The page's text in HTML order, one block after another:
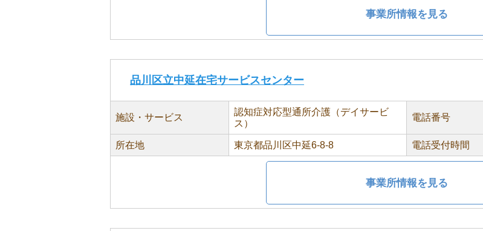
事業所情報を見る
品川区立中延在宅サービスセンター
施設・サービス
認知症対応型通所介護（デイサービ
ス）
電話番号
所在地 東京都品川区中延6-8-8 電話受付時間
事業所情報を見る